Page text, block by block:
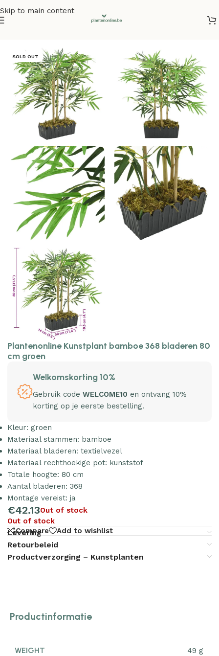
Skip to main content
SOLD OUT
Plantenonline Kunstplant bamboe 368 bladeren 80
cm groen
Welkomskorting 10%
Gebruik code WELCOME10 en ontvang 10%
korting op je eerste bestelling.
Kleur: groen
Materiaal stammen: bamboe
Materiaal bladeren: textielvezel
Materiaal rechthoekige pot: kunststof
Totale hoogte: 80 cm
Aantal bladeren: 368
Montage vereist: ja
€42.13Out of stock
Out of stock
Compare
Add to wishlist
Levering
Retourbeleid
Productverzorging – Kunstplanten
Productinformatie
WEIGHT 49 g